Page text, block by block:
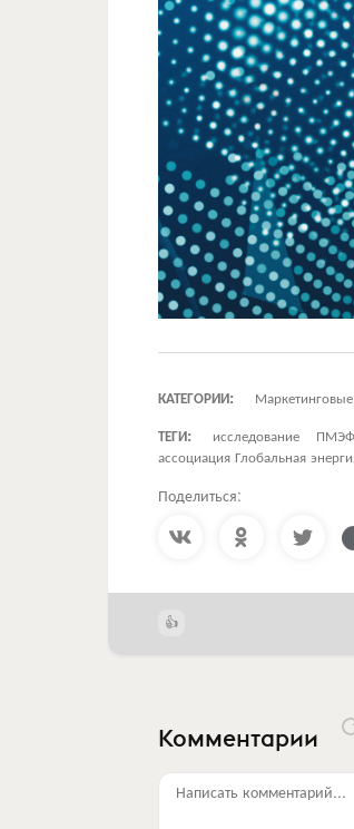
КАТЕГОРИИ:
ТЕГИ:
исследование ПМЭФ
ассоциация Глобальная
Поделиться:
Комментарии
Написать комментарий...